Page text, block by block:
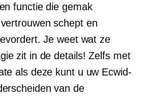
functie die gemak
schept en
Je weet wat ze
zit in de details! Zelfs met
als deze kunt u uw Ecwid-
van de